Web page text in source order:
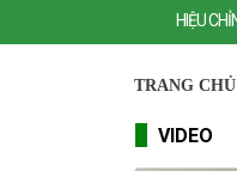
HIỆU
VIDEO
TRANG CHỦ